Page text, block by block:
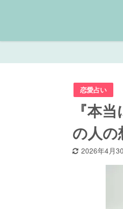
恋愛占い
『本
の人の
2026年4月